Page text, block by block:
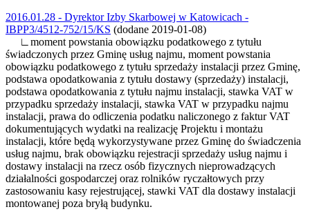
2016.01.28 - Dyrektor Izby Skarbowej w Katowicach -
IBPP3/4512-752/15/KS (dodane 2019-01-08)
∟moment powstania obowiązku podatkowego z tytułu
świadczonych przez Gminę usług najmu, moment powstania
obowiązku podatkowego z tytułu sprzedaży instalacji przez Gminę,
podstawa opodatkowania z tytułu dostawy (sprzedaży) instalacji,
podstawa opodatkowania z tytułu najmu instalacji, stawka VAT w
przypadku sprzedaży instalacji, stawka VAT w przypadku najmu
instalacji, prawa do odliczenia podatku naliczonego z faktur VAT
dokumentujących wydatki na realizację Projektu i montażu
instalacji, które będą wykorzystywane przez Gminę do świadczenia
usług najmu, brak obowiązku rejestracji sprzedaży usług najmu i
dostawy instalacji na rzecz osób fizycznych nieprowadzących
działalności gospodarczej oraz rolników ryczałtowych przy
zastosowaniu kasy rejestrującej, stawki VAT dla dostawy instalacji
montowanej poza bryłą budynku.